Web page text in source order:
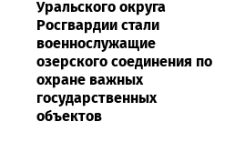
Уральского округа
Росгвардии стали
военнослужащие
озерского соединения по
охране важных
государственных
объектов